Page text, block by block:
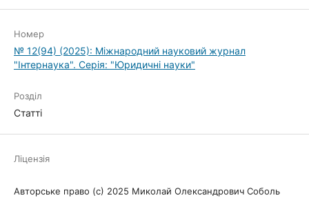
Номер
№ 12(94) (2025): Міжнародний науковий журнал
"Інтернаука". Серія: "Юридичні науки"
Розділ
Статті
Ліцензія
Авторське право (c) 2025 Миколай Олександрович Соболь